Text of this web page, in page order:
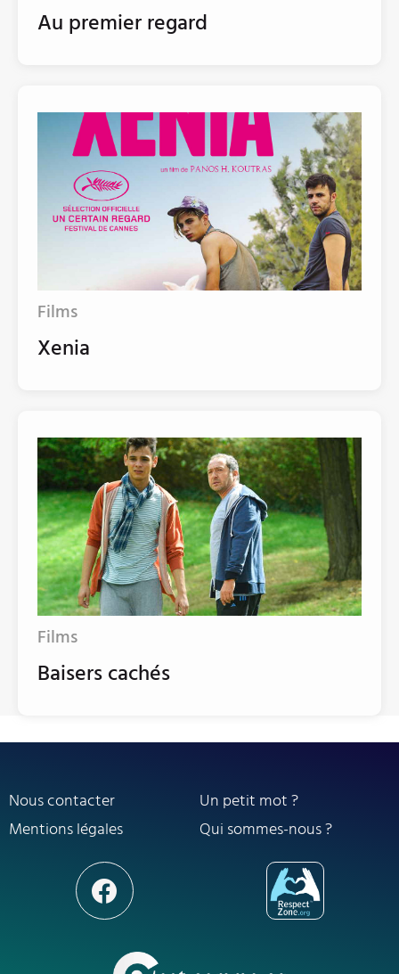
Au premier regard
Films
Xenia
Films
Baisers cachés
Nous contacter
Un petit mot ?
Mentions légales
Qui sommes-nous ?